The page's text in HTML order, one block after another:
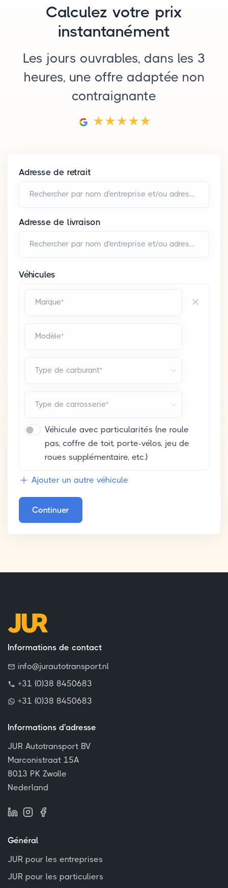
Calculez votre prix
instantanément
Les jours ouvrables, dans les 3
heures, une offre adaptée non
contraignante
Adresse de retrait
Rechercher par nom d'entreprise et/ou adresse*
Adresse de livraison
Rechercher par nom d'entreprise et/ou adresse*
Véhicules
Marque*
Modèle*
Type de carburant*
Type de carrosserie*
Véhicule avec particularités (ne roule
pas, coffre de toit, porte-vélos, jeu de
roues supplémentaire, etc.)
Ajouter un autre véhicule
Continuer
Informations de contact
info@jurautotransport.nl
+31 (0)38 8450683
+31 (0)38 8450683
Informations d'adresse
JUR Autotransport BV
Marconistraat 15A
8013 PK Zwolle
Nederland
Général
JUR pour les entreprises
JUR pour les particuliers